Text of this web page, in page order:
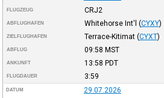
FLUGZEUG CRJ2
ABFLUGHAFEN Whitehorse Int'l (CYXY)
ZIELFLUGHAFEN Terrace-Kitimat (CYXT)
ABFLUG 09:58 MST
ANKUNFT 13:58 PDT
FLUGDAUER 3:59
DATUM 29.07.2026